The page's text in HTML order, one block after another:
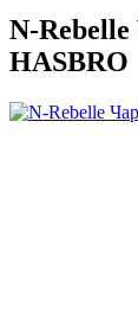
N-
HASBRO